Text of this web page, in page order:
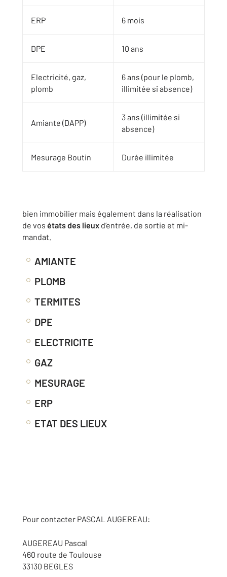
ERP 6 mois
DPE 10 ans
Electricité, gaz,
plomb
6 ans (pour le plomb,
illimitée si absence)
Amiante (DAPP)
3 ans (illimitée si
absence)
Mesurage Boutin Durée illimitée
bien immobilier mais également dans la réalisation
de vos états des lieux d’entrée, de sortie et mi-
mandat.
AMIANTE
PLOMB
TERMITES
DPE
ELECTRICITE
GAZ
MESURAGE
ERP
ETAT DES LIEUX
Pour contacter PASCAL AUGEREAU:
AUGEREAU Pascal
460 route de Toulouse
33130 BEGLES